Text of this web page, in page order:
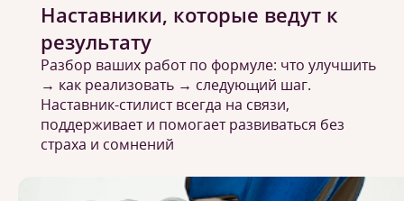
Наставники, которые ведут к
результату
Разбор ваших работ по формуле: что улучшить
→ как реализовать → следующий шаг.
Наставник-стилист всегда на связи,
поддерживает и помогает развиваться без
страха и сомнений